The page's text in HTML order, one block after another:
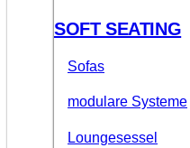
SOFT SEATING
Sofas
modulare Systeme
Loungesessel